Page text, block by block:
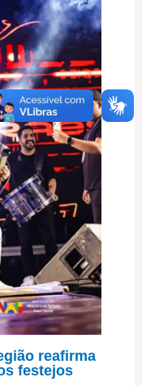
reafirma
festejos